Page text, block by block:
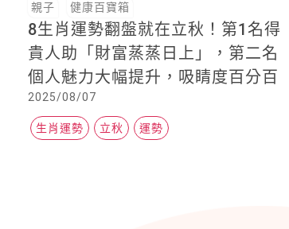
親子 健康百寶箱
8生肖運勢翻盤就在立秋！第1名得
貴人助「財富蒸蒸日上」，第二名
個人魅力大幅提升，吸睛度百分百
2025/08/07
生肖運勢 立秋 運勢